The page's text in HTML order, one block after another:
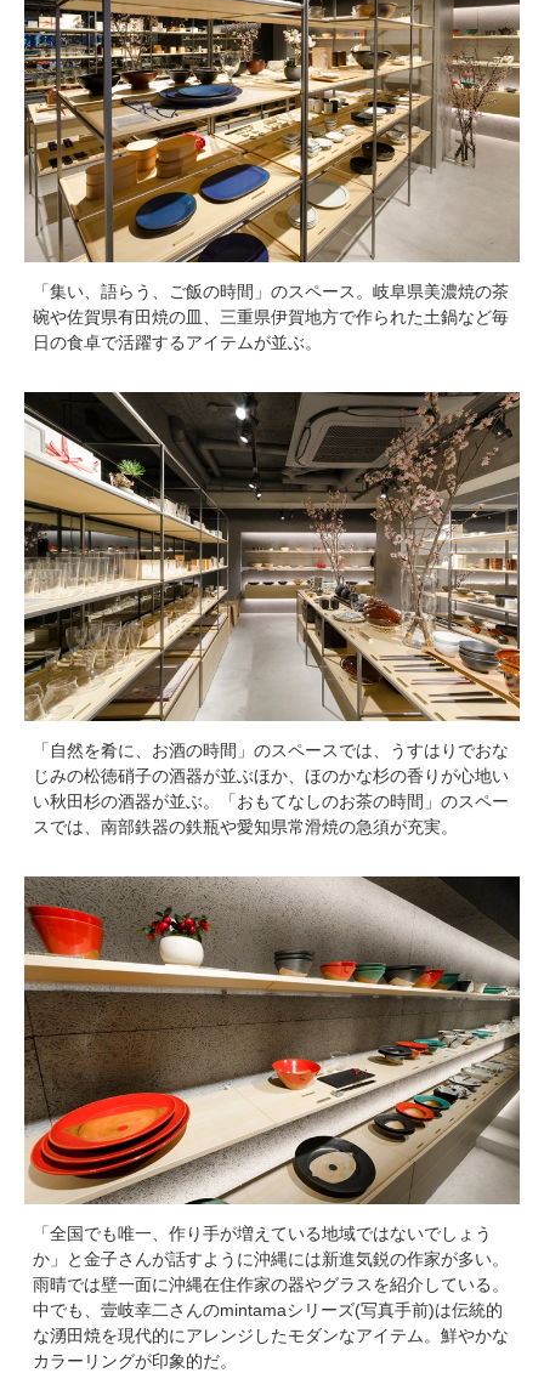
「集い、語らう、ご飯の時間」のスペース。岐阜県美濃焼の茶
碗や佐賀県有田焼の皿、三重県伊賀地方で作られた土鍋など毎
日の食卓で活躍するアイテムが並ぶ。
「自然を肴に、お酒の時間」のスペースでは、うすはりでおな
じみの松徳硝子の酒器が並ぶほか、ほのかな杉の香りが心地い
い秋田杉の酒器が並ぶ。「おもてなしのお茶の時間」のスペー
スでは、南部鉄器の鉄瓶や愛知県常滑焼の急須が充実。
「全国でも唯一、作り手が増えている地域ではないでしょう
か」と金子さんが話すように沖縄には新進気鋭の作家が多い。
雨晴では壁一面に沖縄在住作家の器やグラスを紹介している。
中でも、壹岐幸二さんのmintamaシリーズ(写真手前)は伝統的
な湧田焼を現代的にアレンジしたモダンなアイテム。鮮やかな
カラーリングが印象的だ。